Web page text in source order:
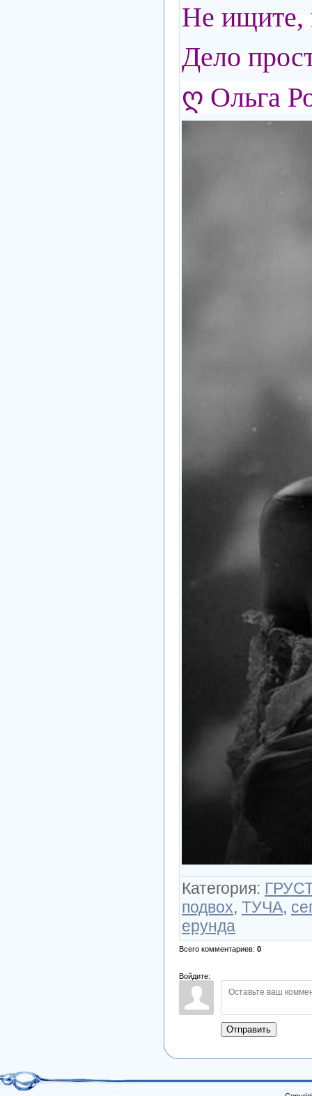
Не ищите,
Дело
ღ Ольга
Категория:
подвох, ТУЧА,
ерунда
Всего комментариев: 0
Войдите:
Отправить